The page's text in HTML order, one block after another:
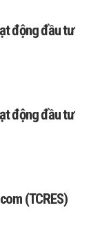
động đầu tư
động đầu tư
(TCRES)